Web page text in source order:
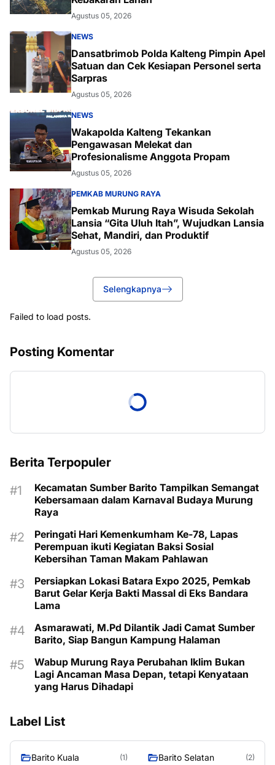
Agustus 05, 2026
NEWS
Dansatbrimob Polda Kalteng Pimpin Apel
Satuan dan Cek Kesiapan Personel serta
Sarpras
Agustus 05, 2026
NEWS
Wakapolda Kalteng Tekankan
Pengawasan Melekat dan
Profesionalisme Anggota Propam
Agustus 05, 2026
PEMKAB MURUNG RAYA
Pemkab Murung Raya Wisuda Sekolah
Lansia “Gita Uluh Itah”, Wujudkan Lansia
Sehat, Mandiri, dan Produktif
Agustus 05, 2026
Selengkapnya
Failed to load posts.
Posting Komentar
Berita Terpopuler
Kecamatan Sumber Barito Tampilkan Semangat
Kebersamaan dalam Karnaval Budaya Murung
Raya
Peringati Hari Kemenkumham Ke-78, Lapas
Perempuan ikuti Kegiatan Baksi Sosial
Kebersihan Taman Makam Pahlawan
Persiapkan Lokasi Batara Expo 2025, Pemkab
Barut Gelar Kerja Bakti Massal di Eks Bandara
Lama
Asmarawati, M.Pd Dilantik Jadi Camat Sumber
Barito, Siap Bangun Kampung Halaman
Wabup Murung Raya Perubahan Iklim Bukan
Lagi Ancaman Masa Depan, tetapi Kenyataan
yang Harus Dihadapi
Label List
Barito Kuala (1) Barito Selatan (2)